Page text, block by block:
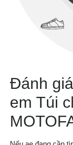
Đánh
em Túi